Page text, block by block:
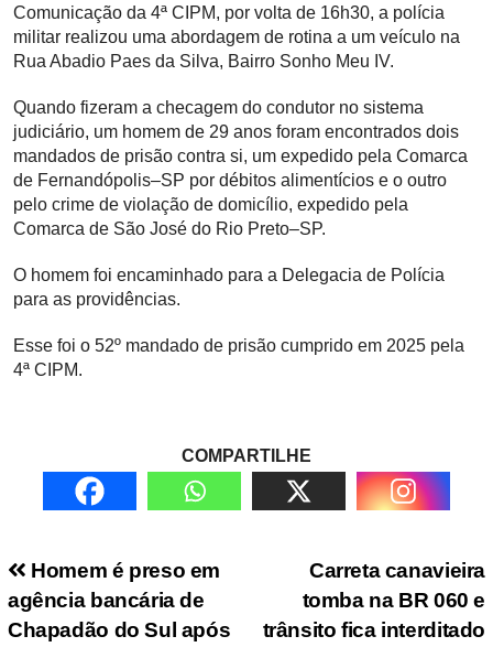
Comunicação da 4ª CIPM, por volta de 16h30, a polícia
militar realizou uma abordagem de rotina a um veículo na
Rua Abadio Paes da Silva, Bairro Sonho Meu IV.
Quando fizeram a checagem do condutor no sistema
judiciário, um homem de 29 anos foram encontrados dois
mandados de prisão contra si, um expedido pela Comarca
de Fernandópolis–SP por débitos alimentícios e o outro
pelo crime de violação de domicílio, expedido pela
Comarca de São José do Rio Preto–SP.
O homem foi encaminhado para a Delegacia de Polícia
para as providências.
Esse foi o 52º mandado de prisão cumprido em 2025 pela
4ª CIPM.
COMPARTILHE
Navegação de PostCarreta canavieira
tomba na BR 060 e
trânsito fica interditado
Homem é preso em
agência bancária de
Chapadão do Sul após